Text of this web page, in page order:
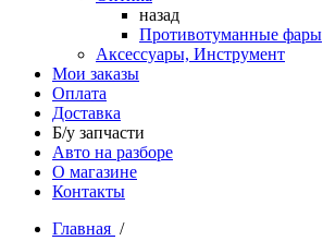
назад
Противотуманные фары
Аксессуары, Инструмент
Мои заказы
Оплата
Доставка
Б/у запчасти
Авто на разборе
О магазине
Контакты
Главная /